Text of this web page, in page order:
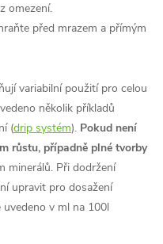
omezení.
před mrazem a přímým
variabilní použití pro celou
několik příkladů
(drip systém). Pokud není
růstu, případně plné tvorby
minerálů. Při dodržení
upravit pro dosažení
uvedeno v ml na 100l